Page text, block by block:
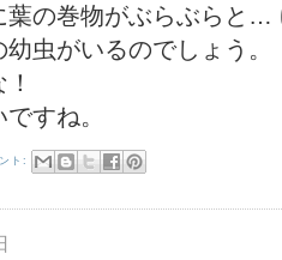
葉の巻物がぶらぶらと…
虫がいるのでしょう。
すね。
ト: